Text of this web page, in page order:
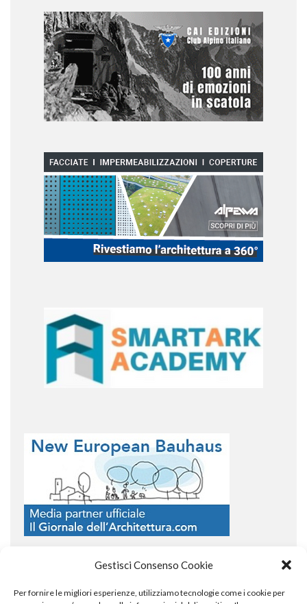
Gestisci Consenso Cookie
Per fornire le migliori esperienze, utilizziamo tecnologie come i cookie per
COPYRIGHT